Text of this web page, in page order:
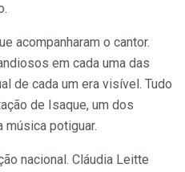
acompanharam o cantor.
em cada uma das
de cada um era visível. Tudo
de Isaque, um dos
potiguar.
nacional. Cláudia Leitte